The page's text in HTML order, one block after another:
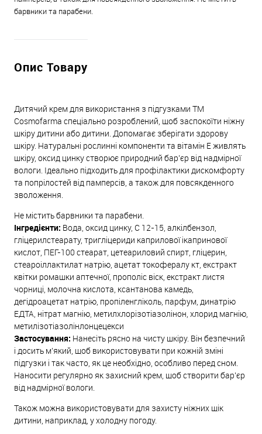
барвники та парабени.
Опис Товару
Дитячий крем для використання з підгузками TM
Cosmofarma спеціально розроблений, щоб заспокоїти ніжну
шкіру дитини або дитини. Допомагає зберігати здорову
шкіру. Натуральні рослинні компоненти та вітамін Е живлять
шкіру, оксид цинку створює природний бар'єр від надмірної
вологи. Ідеально підходить для профілактики дискомфорту
та попрілостей від памперсів, а також для повсякденного
зволоження.
Не містить барвники та парабени.
Інгредієнти: Вода, оксид цинку, С 12-15, алкілбензол,
гліцерилстеарату, тригліцериди каприлової ікапринової
кислот, ПЕГ-100 стеарат, цетеариловий спирт, гліцерин,
стеароіллактилат натрію, ацетат токофералу кт, екстракт
квітки ромашки аптечної, прополіс віск, екстракт листя
чорниці, молочна кислота, ксантанова камедь,
дегідроацетат натрію, пропіленгліколь, парфум, динатрію
ЕДТА, нітрат магнію, метилхлорізотіазолінон, хлорид магнію,
метилізотіазолінлонцецекси
Застосування: Нанесіть рясно на чисту шкіру. Він безпечний
і досить м'який, щоб використовувати при кожній зміні
підгузки і так часто, як це необхідно, особливо перед сном.
Наносити регулярно як захисний крем, щоб створити бар'єр
від надмірної вологи.
Також можна використовувати для захисту ніжних щік
дитини, наприклад, у холодну погоду.